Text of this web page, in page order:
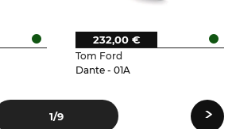
Tom Ford
Dante - 01A
232,00 €
1/9 ›